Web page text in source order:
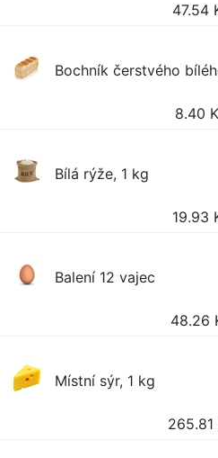
47.54
Bochník čerstvého
8.40
Bílá rýže, 1 kg
19.93
Balení 12 vajec
48.26
Místní sýr, 1 kg
265.81